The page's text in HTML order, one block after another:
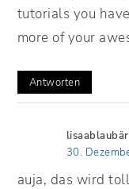
tutorials you
more of your
Antworten
30.
auja, das wird